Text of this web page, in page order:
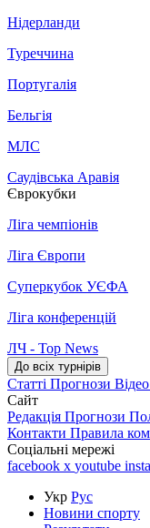
Нідерланди
Туреччина
Португалія
Бельгія
МЛС
Саудівська Аравія
Єврокубки
Ліга чемпіонів
Ліга Європи
Суперкубок УЄФА
Ліга конференцій
ЛЧ - Top News
До всіх турнірів
Статті Прогнози Відео
Сайт
Редакція Прогнози
Контакти Правила
Соціальні мережі
facebook x youtube
Укр Рус
Новини спорту